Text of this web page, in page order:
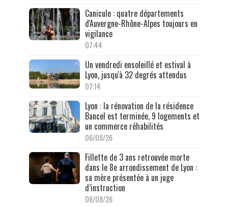
Canicule : quatre départements
d'Auvergne-Rhône-Alpes toujours en
vigilance
07:44
Un vendredi ensoleillé et estival à
Lyon, jusqu'à 32 degrés attendus
07:14
Lyon : la rénovation de la résidence
Bancel est terminée, 9 logements et
un commerce réhabilités
06/08/26
Fillette de 3 ans retrouvée morte
dans le 8e arrondissement de Lyon :
sa mère présentée à un juge
d’instruction
06/08/26